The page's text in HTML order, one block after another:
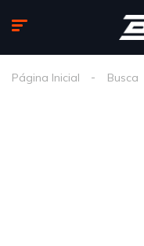
Página Inicial Busca